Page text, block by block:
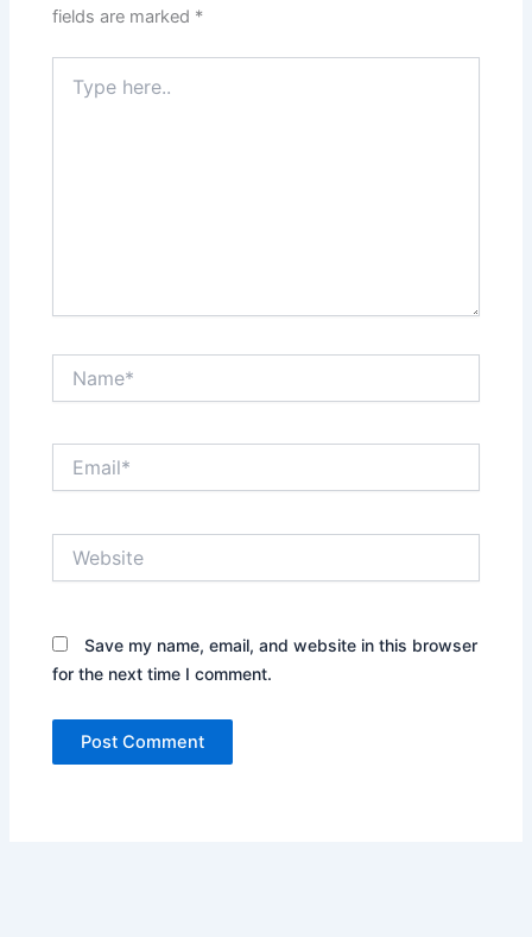
fields are marked *
here..
Save my name, email, and website in this browser
for the next time I comment.